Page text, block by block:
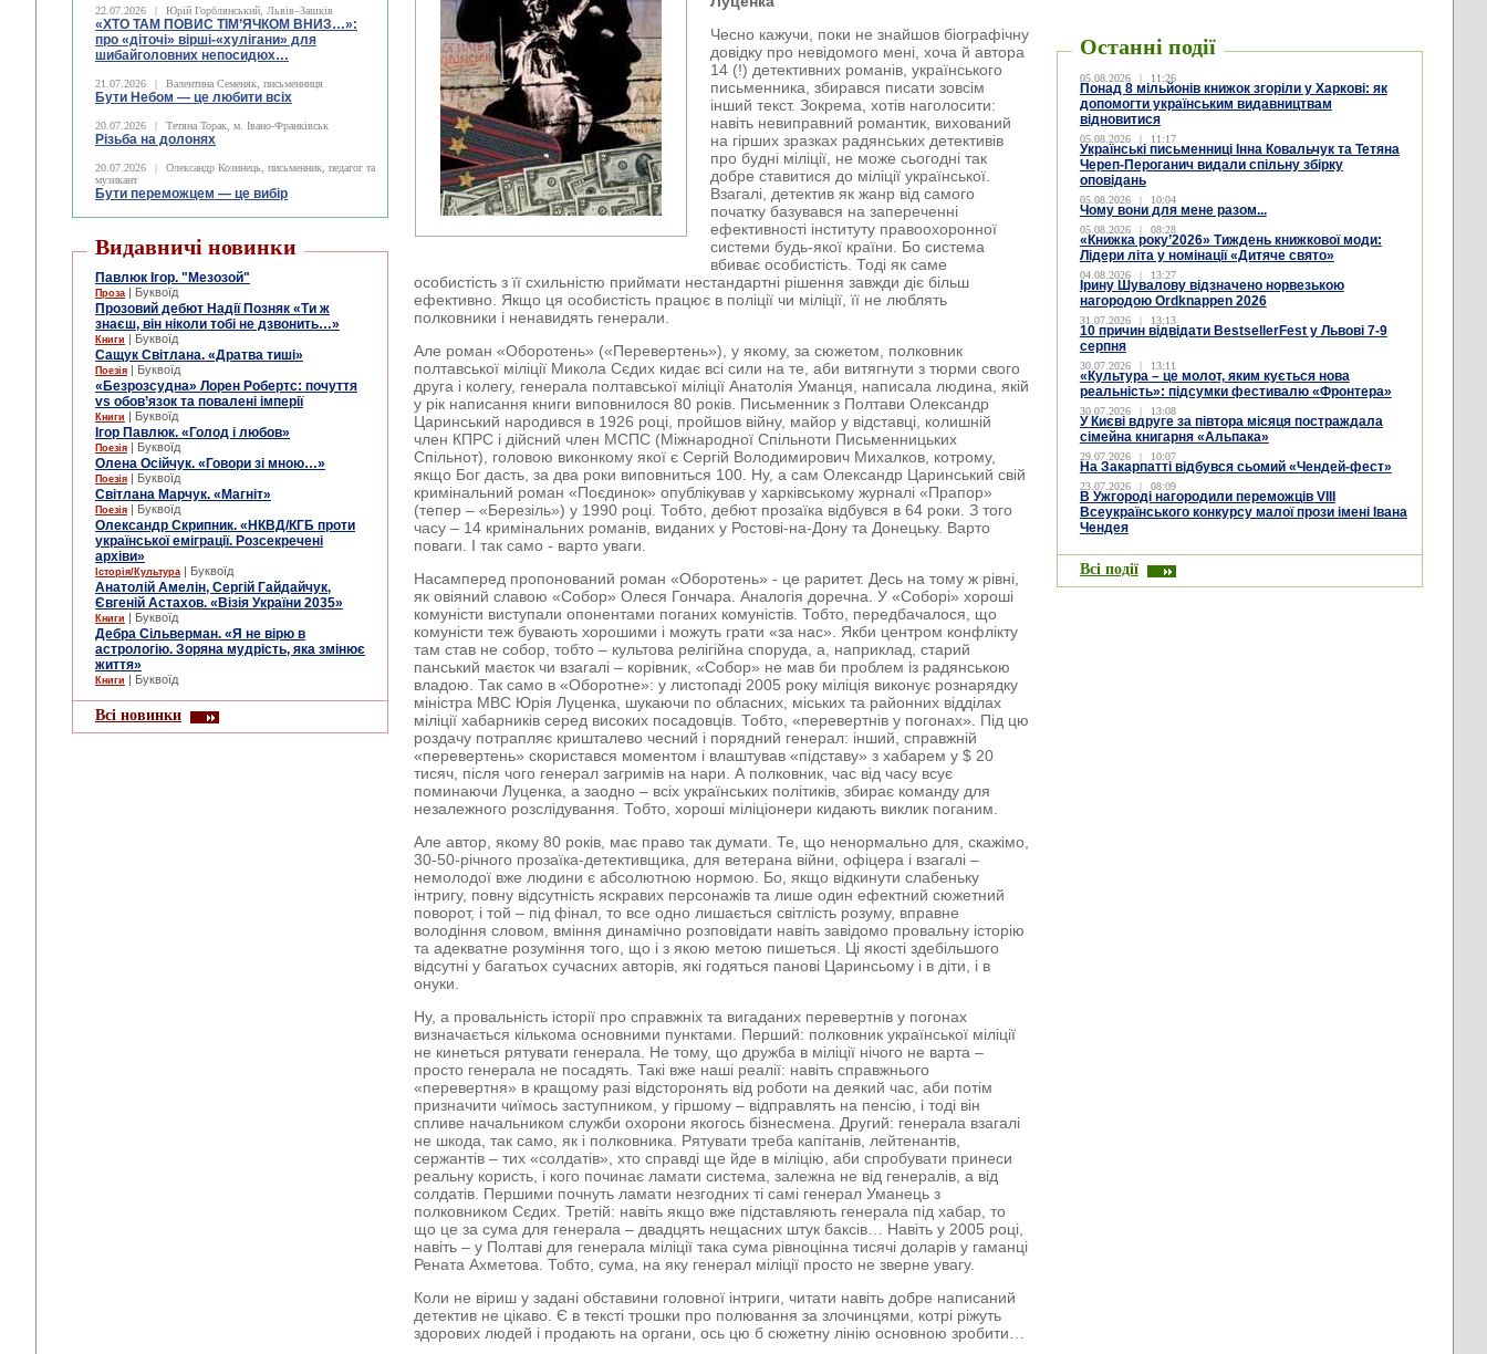
22.07.2026 | Юрій Горблянський, Львів–Зашків
«ХТО ТАМ ПОВИС ТІМ’ЯЧКОМ ВНИЗ…»:
про «діточі» вірші-«хулігани» для
шибайголовних непосидюх…
21.07.2026 | Валентина Семеняк, письменниця
Бути Небом ― це любити всіх
20.07.2026 | Тетяна Торак, м. Івано-Франківськ
Різьба на долонях
20.07.2026 |
Олександр Козинець, письменник, педагог та
музикант
Бути переможцем — це вибір
Видавничі новинки
Павлюк Ігор. "Мезозой"
Проза | Буквоїд
Прозовий дебют Надії Позняк «Ти ж
знаєш, він ніколи тобі не дзвонить…»
Книги | Буквоїд
Сащук Світлана. «Дратва тиші»
Поезія | Буквоїд
«Безрозсудна» Лорен Робертс: почуття
vs обов’язок та повалені імперії
Книги | Буквоїд
Ігор Павлюк. «Голод і любов»
Поезія | Буквоїд
Олена Осійчук. «Говори зі мною…»
Поезія | Буквоїд
Світлана Марчук. «Магніт»
Поезія | Буквоїд
Олександр Скрипник. «НКВД/КГБ проти
української еміграції. Розсекречені
архіви»
Історія/Культура | Буквоїд
Анатолій Амелін, Сергій Гайдайчук,
Євгеній Астахов. «Візія України 2035»
Книги | Буквоїд
Дебра Сільверман. «Я не вірю в
астрологію. Зоряна мудрість, яка змінює
життя»
Книги | Буквоїд
Всі новинки
Чесно кажучи, поки не знайшов біографічну
довідку про невідомого мені, хоча й автора
14 (!) детективних романів, українського
письменника, збирався писати зовсім
інший текст. Зокрема, хотів наголосити:
навіть невиправний романтик, вихований
на гірших зразках радянських детективів
про будні міліції, не може сьогодні так
добре ставитися до міліції української.
Взагалі, детектив як жанр від самого
початку базувався на запереченні
ефективності інституту правоохоронної
системи будь-якої країни. Бо система
вбиває особистість. Тоді як саме
особистість з її схильністю приймати нестандартні рішення завжди діє більш
ефективно. Якщо ця особистість працює в поліції чи міліції, її не люблять
полковники і ненавидять генерали.
Але роман «Оборотень» («Перевертень»), у якому, за сюжетом, полковник
полтавської міліції Микола Сєдих кидає всі сили на те, аби витягнути з тюрми свого
друга і колегу, генерала полтавської міліції Анатолія Уманця, написала людина, якій
у рік написання книги виповнилося 80 років. Письменник з Полтави Олександр
Царинський народився в 1926 році, пройшов війну, майор у відставці, колишній
член КПРС і дійсний член МСПС (Міжнародної Спільноти Письменницьких
Спільнот), головою виконкому якої є Сергій Володимирович Михалков, котрому,
якщо Бог дасть, за два роки виповниться 100. Ну, а сам Олександр Царинський свій
кримінальний роман «Поєдинок» опублікував у харківському журналі «Прапор»
(тепер – «Березіль») у 1990 році. Тобто, дебют прозаїка відбувся в 64 роки. З того
часу – 14 кримінальних романів, виданих у Ростові-на-Дону та Донецьку. Варто
поваги. І так само - варто уваги.
Насамперед пропонований роман «Оборотень» - це раритет. Десь на тому ж рівні,
як овіяний славою «Собор» Олеся Гончара. Аналогія доречна. У «Соборі» хороші
комуністи виступали опонентами поганих комуністів. Тобто, передбачалося, що
комуністи теж бувають хорошими і можуть грати «за нас». Якби центром конфлікту
там став не собор, тобто – культова релігійна споруда, а, наприклад, старий
панський маєток чи взагалі – корівник, «Собор» не мав би проблем із радянською
владою. Так само в «Оборотне»: у листопаді 2005 року міліція виконує рознарядку
міністра МВС Юрія Луценка, шукаючи по обласних, міських та районних відділах
міліції хабарників серед високих посадовців. Тобто, «перевертнів у погонах». Під цю
роздачу потрапляє кришталево чесний і порядний генерал: інший, справжній
«перевертень» скористався моментом і влаштував «підставу» з хабарем у $ 20
тисяч, після чого генерал загримів на нари. А полковник, час від часу всує
поминаючи Луценка, а заодно – всіх українських політиків, збирає команду для
незалежного розслідування. Тобто, хороші міліціонери кидають виклик поганим.
Але автор, якому 80 років, має право так думати. Те, що ненормально для, скажімо,
30-50-річного прозаїка-детективщика, для ветерана війни, офіцера і взагалі –
немолодої вже людини є абсолютною нормою. Бо, якщо відкинути слабеньку
інтригу, повну відсутність яскравих персонажів та лише один ефектний сюжетний
поворот, і той – під фінал, то все одно лишається світлість розуму, вправне
володіння словом, вміння динамічно розповідати навіть завідомо провальну історію
та адекватне розуміння того, що і з якою метою пишеться. Ці якості здебільшого
відсутні у багатьох сучасних авторів, які годяться панові Царинсьому і в діти, і в
онуки.
Ну, а провальність історії про справжніх та вигаданих перевертнів у погонах
визначається кількома основними пунктами. Перший: полковник української міліції
не кинеться рятувати генерала. Не тому, що дружба в міліції нічого не варта –
просто генерала не посадять. Такі вже наші реалії: навіть справжнього
«перевертня» в кращому разі відсторонять від роботи на деякий час, аби потім
призначити чиїмось заступником, у гіршому – відправлять на пенсію, і тоді він
спливе начальником служби охорони якогось бізнесмена. Другий: генерала взагалі
не шкода, так само, як і полковника. Рятувати треба капітанів, лейтенантів,
сержантів – тих «солдатів», хто справді ще йде в міліцію, аби спробувати принеси
реальну користь, і кого починає ламати система, залежна не від генералів, а від
солдатів. Першими почнуть ламати незгодних ті самі генерал Уманець з
полковником Сєдих. Третій: навіть якщо вже підставляють генерала під хабар, то
що це за сума для генерала – двадцять нещасних штук баксів… Навіть у 2005 році,
навіть – у Полтаві для генерала міліції така сума рівноцінна тисячі доларів у гаманці
Рената Ахметова. Тобто, сума, на яку генерал міліції просто не зверне увагу.
Коли не віриш у задані обставини головної інтриги, читати навіть добре написаний
детектив не цікаво. Є в тексті трошки про полювання за злочинцями, котрі ріжуть
здорових людей і продають на органи, ось цю б сюжетну лінію основною зробити…
Останні події
05.08.2026 | 11:26
Понад 8 мільйонів книжок згоріли у Харкові: як
допомогти українським видавництвам
відновитися
05.08.2026 | 11:17
Українські письменниці Інна Ковальчук та Тетяна
Череп-Пероганич видали спільну збірку
оповідань
05.08.2026 | 10:04
Чому вони для мене разом...
05.08.2026 | 08:28
«Книжка року’2026» Тиждень книжкової моди:
Лідери літа у номінації «Дитяче свято»
04.08.2026 | 13:27
Ірину Шувалову відзначено норвезькою
нагородою Ordknappen 2026
31.07.2026 | 13:13
10 причин відвідати BestsellerFest у Львові 7-9
серпня
30.07.2026 | 13:11
«Культура – це молот, яким кується нова
реальність»: підсумки фестивалю «Фронтера»
30.07.2026 | 13:08
У Києві вдруге за півтора місяця постраждала
сімейна книгарня «Альпака»
29.07.2026 | 10:07
На Закарпатті відбувся сьомий «Чендей-фест»
23.07.2026 | 08:09
В Ужгороді нагородили переможців VIII
Всеукраїнського конкурсу малої прози імені Івана
Чендея
Всі події